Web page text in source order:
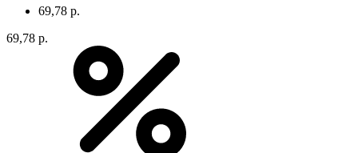
69,78 р.
69,78 р.